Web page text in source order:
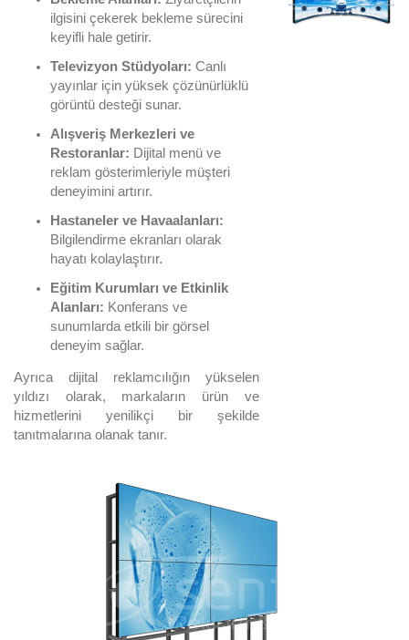
ilgisini çekerek bekleme sürecini
keyifli hale getirir.
Televizyon Stüdyoları: Canlı
yayınlar için yüksek çözünürlüklü
görüntü desteği sunar.
Alışveriş Merkezleri ve
Restoranlar: Dijital menü ve
reklam gösterimleriyle müşteri
deneyimini artırır.
Hastaneler ve Havaalanları:
Bilgilendirme ekranları olarak
hayatı kolaylaştırır.
Eğitim Kurumları ve Etkinlik
Alanları: Konferans ve
sunumlarda etkili bir görsel
deneyim sağlar.
Ayrıca dijital reklamcılığın yükselen
yıldızı olarak, markaların ürün ve
hizmetlerini yenilikçi bir şekilde
tanıtmalarına olanak tanır.